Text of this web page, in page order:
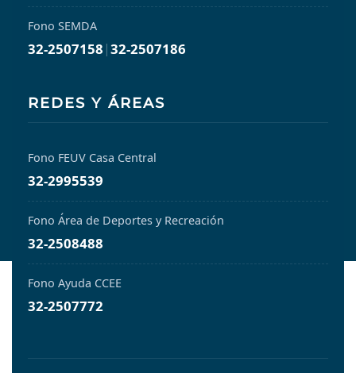
Fono SEMDA
32-2507158 |32-2507186
REDES Y ÁREAS
Fono FEUV Casa Central
32-2995539
Fono Área de Deportes y Recreación
32-2508488
Fono Ayuda CCEE
32-2507772